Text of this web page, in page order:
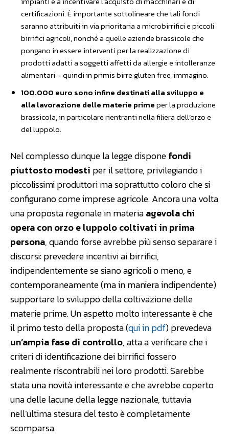
certificazioni. È importante sottolineare che tali fondi
saranno attribuiti in via prioritaria a microbirrifici e piccoli
birrifici agricoli, nonché a quelle aziende brassicole che
pongano in essere interventi per la realizzazione di
prodotti adatti a soggetti affetti da allergie e intolleranze
alimentari – quindi in primis birre gluten free, immagino.
100.000 euro sono infine destinati alla sviluppo e
alla lavorazione delle materie primeper la produzione
brassicola, in particolare rientranti nella filiera dell’orzo e
del luppolo.
Nel complesso dunque la legge disponefondi
piuttosto modesti per il settore, privilegiando i
piccolissimi produttori ma soprattutto coloro che si
configurano come imprese agricole. Ancora una volta
una proposta regionale in materiaagevola chi
opera con orzo e luppolo coltivati in prima
persona, quando forse avrebbe più senso separare i
discorsi: prevedere incentivi ai birrifici,
indipendentemente se siano agricoli o meno, e
contemporaneamente (ma in maniera indipendente)
supportare lo sviluppo della coltivazione delle
materie prime. Un aspetto molto interessante è che
il primo testo della proposta (qui in pdf) prevedeva
un’ampia fase di controllo, atta a verificare che i
criteri di identificazione dei birrifici fossero
realmente riscontrabili nei loro prodotti. Sarebbe
stata una novità interessante e che avrebbe coperto
una delle lacune della legge nazionale, tuttavia
nell’ultima stesura del testo è completamente
scomparsa.